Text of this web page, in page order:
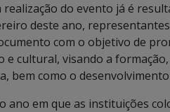
realização do evento já é
deste ano,
com o objetivo de
e cultural, visando a
bem como o
ano em que as instituições